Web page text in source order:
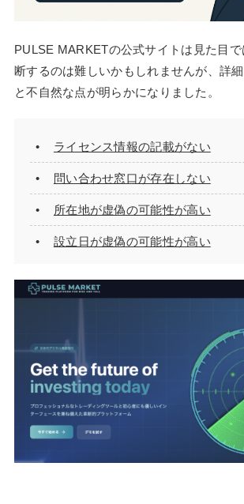
PULSE MARKETの公式サイトは見た目で
断するのは難しいかもしれませんが、詳
と不自然な点が明らかになりました。
ライセンス情報の記載がない
問い合わせ窓口が存在しない
所在地が虚偽の可能性が高い
設立日が虚偽の可能性が高い